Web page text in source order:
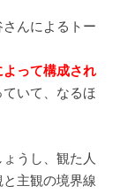
さんによるトー
よって構成され
いて、なるほ
うし、観た人
主観の境界線